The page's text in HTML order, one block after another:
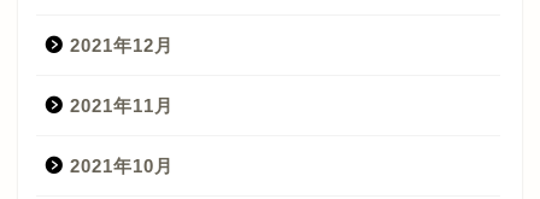
2021年12月
2021年11月
2021年10月